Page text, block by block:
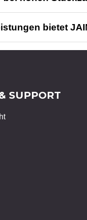
bietet
SUPPORT